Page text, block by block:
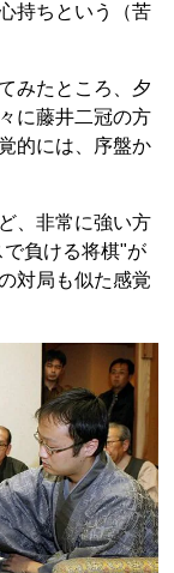
持ちという（苦
みたところ、夕
に藤井二冠の方
的には、序盤か
、非常に強い方
負ける将棋"が
対局も似た感覚